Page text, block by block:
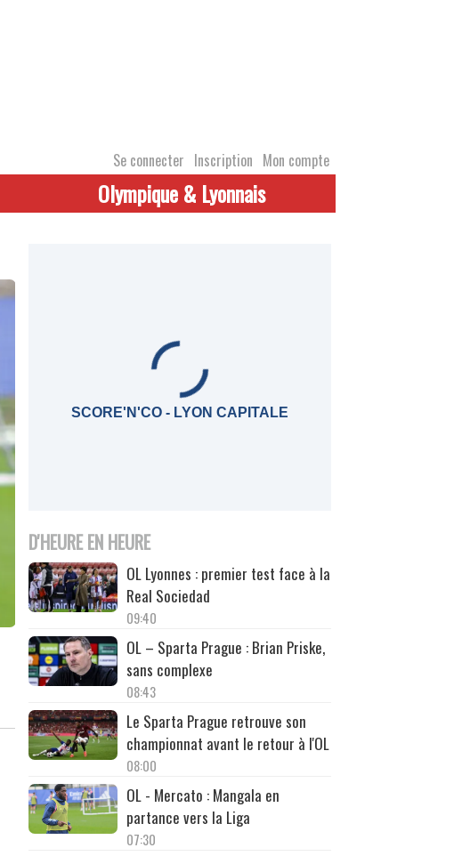
Se connecter Inscription Mon compte
Olympique & Lyonnais
SCORE'N'CO - LYON CAPITALE
D'HEURE EN HEURE
OL Lyonnes : premier test face à la
Real Sociedad
09:40
OL – Sparta Prague : Brian Priske,
sans complexe
08:43
Le Sparta Prague retrouve son
championnat avant le retour à l'OL
08:00
OL - Mercato : Mangala en
partance vers la Liga
07:30